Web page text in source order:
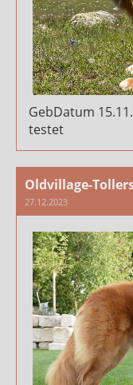
GebDatum
testet
Oldvillage-
27.12.2023